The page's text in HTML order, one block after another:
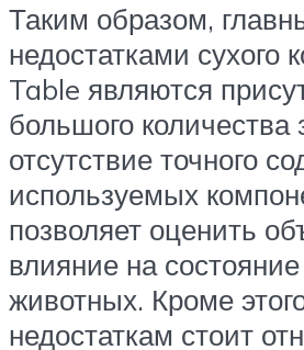
Таким образом,
недостатками сухого
Table являются
большого количества
отсутствие точного
используемых
позволяет оценить
влияние на
животных. Кроме
недостаткам стоит